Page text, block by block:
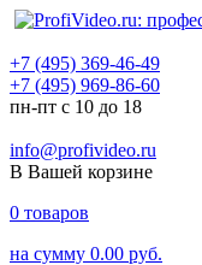
+7 (495) 369-46-49
+7 (495) 969-86-60
пн-пт с 10 до 18
info@profivideo.ru
В Вашей корзине
0 товаров
на сумму 0.00 руб.